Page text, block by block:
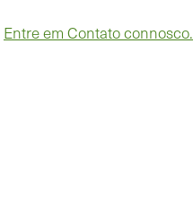
Entre em Contato connosco.